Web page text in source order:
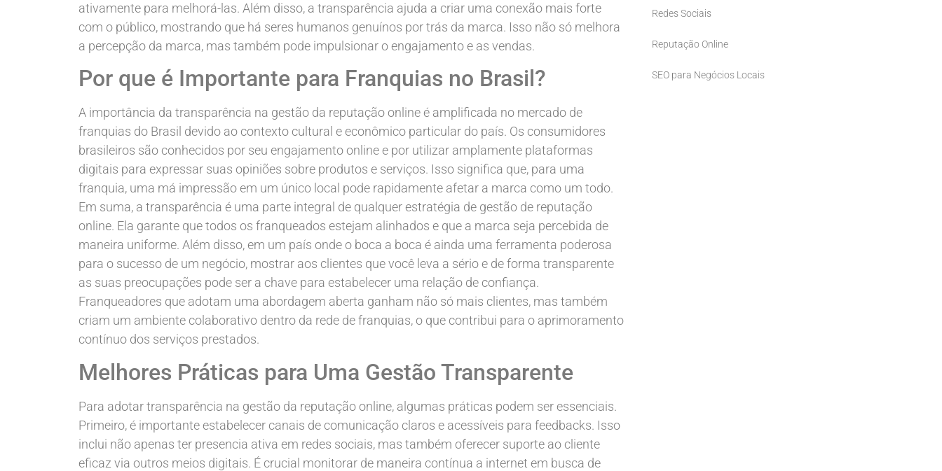
ativamente para melhorá-las. Além disso, a transparência ajuda a criar uma conexão mais forte
com o público, mostrando que há seres humanos genuínos por trás da marca. Isso não só melhora
a percepção da marca, mas também pode impulsionar o engajamento e as vendas.
Por que é Importante para Franquias no Brasil?
A importância da transparência na gestão da reputação online é amplificada no mercado de
franquias do Brasil devido ao contexto cultural e econômico particular do país. Os consumidores
brasileiros são conhecidos por seu engajamento online e por utilizar amplamente plataformas
digitais para expressar suas opiniões sobre produtos e serviços. Isso significa que, para uma
franquia, uma má impressão em um único local pode rapidamente afetar a marca como um todo.
Em suma, a transparência é uma parte integral de qualquer estratégia de gestão de reputação
online. Ela garante que todos os franqueados estejam alinhados e que a marca seja percebida de
maneira uniforme. Além disso, em um país onde o boca a boca é ainda uma ferramenta poderosa
para o sucesso de um negócio, mostrar aos clientes que você leva a sério e de forma transparente
as suas preocupações pode ser a chave para estabelecer uma relação de confiança.
Franqueadores que adotam uma abordagem aberta ganham não só mais clientes, mas também
criam um ambiente colaborativo dentro da rede de franquias, o que contribui para o aprimoramento
contínuo dos serviços prestados.
Melhores Práticas para Uma Gestão Transparente
Para adotar transparência na gestão da reputação online, algumas práticas podem ser essenciais.
Primeiro, é importante estabelecer canais de comunicação claros e acessíveis para feedbacks. Isso
inclui não apenas ter presencia ativa em redes sociais, mas também oferecer suporte ao cliente
eficaz via outros meios digitais. É crucial monitorar de maneira contínua a internet em busca de
Redes Sociais
Reputação Online
SEO para Negócios Locais